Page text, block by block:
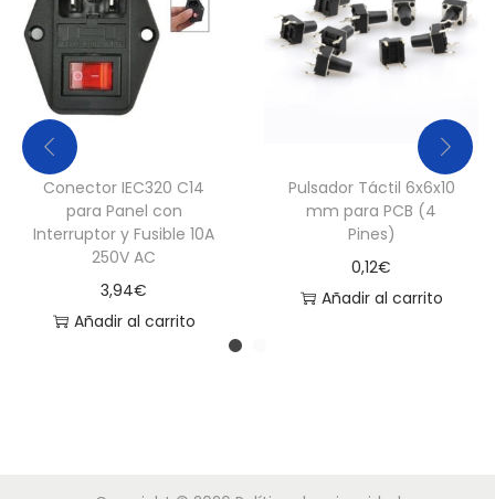
i
d
a
d
Conector IEC320 C14
para Panel con
Interruptor y Fusible 10A
250V AC
3,94€
Añadir al carrito
Pulsador Táctil 6x6x10
mm para PCB (4
Pines)
0,12€
Añadir al carrito